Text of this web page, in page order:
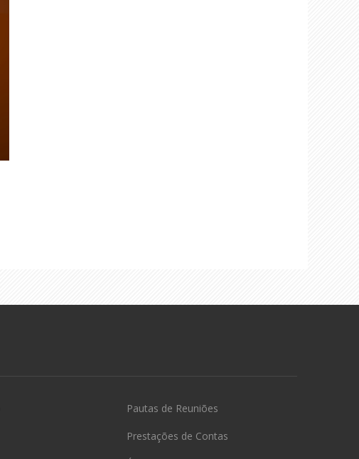
Pautas de Reuniões
Prestações de Contas